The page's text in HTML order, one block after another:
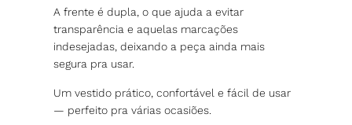
A frente é dupla, o que ajuda a evitar
transparência e aquelas marcações
indesejadas, deixando a peça ainda mais
segura pra usar.
Um vestido prático, confortável e fácil de usar
— perfeito pra várias ocasiões.